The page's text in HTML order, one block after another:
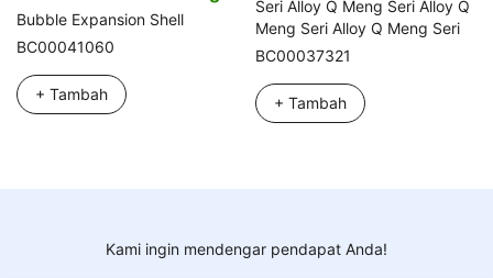
Bubble Expansion Shell
BC00041060
+ Tambah
Seri Alloy Q Meng Seri Alloy Q
Meng Seri Alloy Q Meng Seri
BC00037321
+ Tambah
Kami ingin mendengar pendapat Anda!